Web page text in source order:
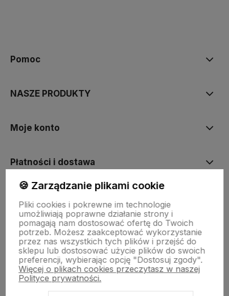
Pomoc
NASZE PRODUKTY
Moje konto
Płatności i dostawa
O nas
🍪 Zarządzanie plikami cookie
Pliki cookies i pokrewne im technologie
umożliwiają poprawne działanie strony i
pomagają nam dostosować ofertę do Twoich
potrzeb. Możesz zaakceptować wykorzystanie
przez nas wszystkich tych plików i przejść do
sklepu lub dostosować użycie plików do swoich
preferencji, wybierając opcję "Dostosuj zgody".
Więcej o plikach cookies przeczytasz w naszej
Polityce prywatności.